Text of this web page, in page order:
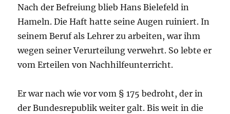
Nach der Befreiung blieb Hans Bielefeld in
Hameln. Die Haft hatte seine Augen ruiniert. In
seinem Beruf als Lehrer zu arbeiten, war ihm
wegen seiner Verurteilung verwehrt. So lebte er
vom Erteilen von Nachhilfeunterricht.
Er war nach wie vor vom § 175 bedroht, der in
der Bundesrepublik weiter galt. Bis weit in die